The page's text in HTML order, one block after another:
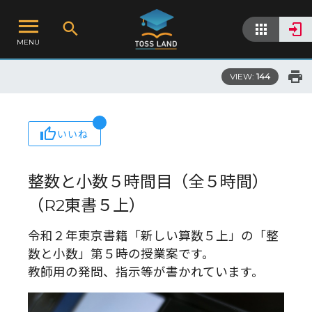
MENU
VIEW: 144
いいね
整数と小数５時間目（全５時間）
（R2東書５上）
令和２年東京書籍「新しい算数５上」の「整
数と小数」第５時の授業案です。
教師用の発問、指示等が書かれています。